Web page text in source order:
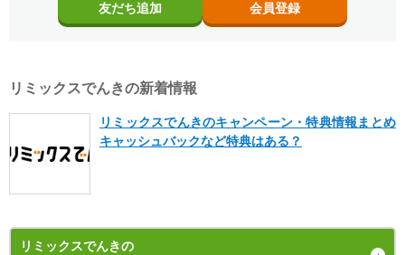
友だち追加
会員登録
リミックスでんきの新着情報
リミックスでんきのキャンペーン・特典情報まとめ
キャッシュバックなど特典はある？
リミックスでんきの